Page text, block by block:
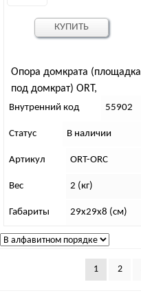
Опора домкрата (площадка
под домкрат) ORT,
290х290х80 мм, Tplus
Внутренний код 55902
Статус В наличии
Артикул ORT-ORC
Вес 2 (кг)
Габариты 29х29х8 (см)
КУПИТЬ
1 2